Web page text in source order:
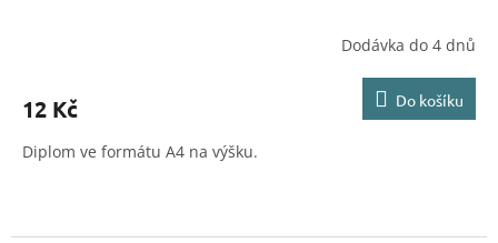
Dodávka do 4 dnů
12 Kč Do košíku
Diplom ve formátu A4 na výšku.